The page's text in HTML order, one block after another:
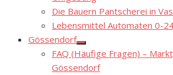
Die Bauern Pantscherei in
Lebensmittel Automaten 0-
Gössendorf
Show
sub
menu
FAQ (Häufige Fragen) –
Gössendorf